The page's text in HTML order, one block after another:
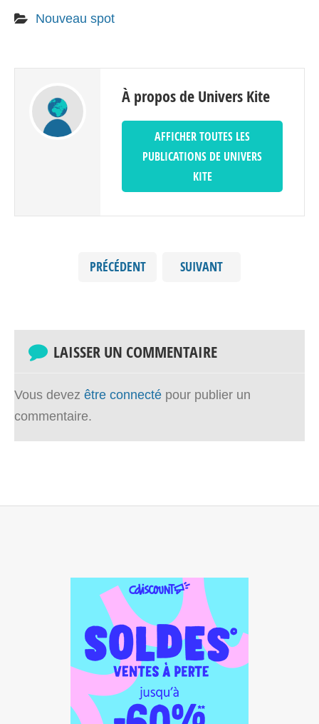
Nouveau spot
À propos de Univers Kite
AFFICHER TOUTES LES
PUBLICATIONS DE UNIVERS
KITE
PRÉCÉDENT SUIVANT
LAISSER UN COMMENTAIRE
Vous devez être connecté pour publier un
commentaire.